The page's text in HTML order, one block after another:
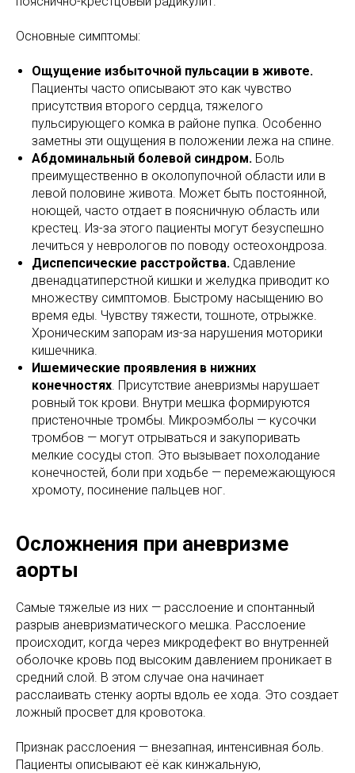
Основные симптомы:
Ощущение избыточной пульсации в животе.
Пациенты часто описывают это как чувство
присутствия второго сердца, тяжелого
пульсирующего комка в районе пупка. Особенно
заметны эти ощущения в положении лежа на спине.
Абдоминальный болевой синдром. Боль
преимущественно в околопупочной области или в
левой половине живота. Может быть постоянной,
ноющей, часто отдает в поясничную область или
крестец. Из-за этого пациенты могут безуспешно
лечиться у неврологов по поводу остеохондроза.
Диспепсические расстройства. Сдавление
двенадцатиперстной кишки и желудка приводит ко
множеству симптомов. Быстрому насыщению во
время еды. Чувству тяжести, тошноте, отрыжке.
Хроническим запорам из-за нарушения моторики
кишечника.
Ишемические проявления в нижних
конечностях. Присутствие аневризмы нарушает
ровный ток крови. Внутри мешка формируются
пристеночные тромбы. Микроэмболы — кусочки
тромбов — могут отрываться и закупоривать
мелкие сосуды стоп. Это вызывает похолодание
конечностей, боли при ходьбе — перемежающуюся
хромоту, посинение пальцев ног.
Осложнения при аневризме
аорты
Самые тяжелые из них — расслоение и спонтанный
разрыв аневризматического мешка. Расслоение
происходит, когда через микродефект во внутренней
оболочке кровь под высоким давлением проникает в
средний слой. В этом случае она начинает
расслаивать стенку аорты вдоль ее хода. Это создает
ложный просвет для кровотока.
Признак расслоения — внезапная, интенсивная боль.
Пациенты описывают её как кинжальную,